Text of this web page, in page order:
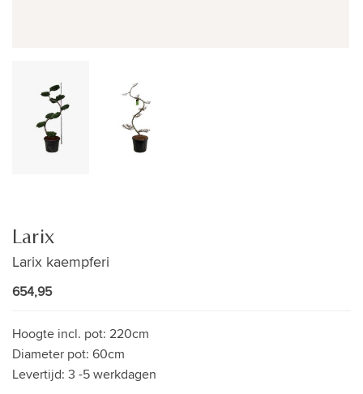
Larix
Larix kaempferi
654,95
Hoogte incl. pot: 220cm
Diameter pot: 60cm
Levertijd: 3 -5 werkdagen